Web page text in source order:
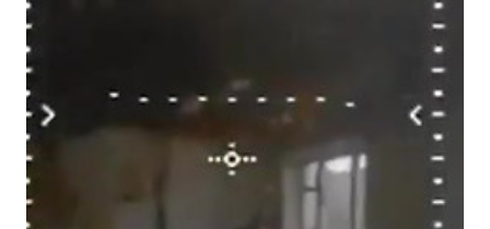
image="https://blog.kakaocdn.net/dna/HzyM2/hyZuHlrbUD/